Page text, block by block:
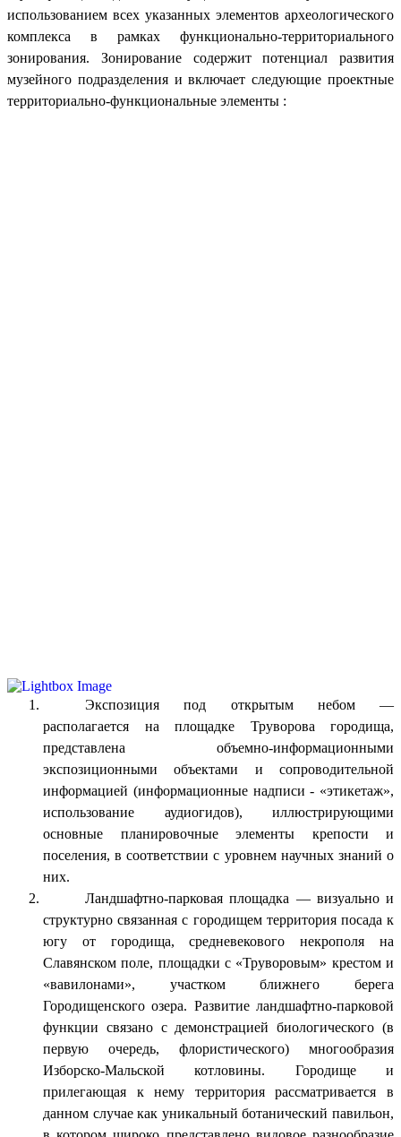
использованием всех указанных элементов археологического
комплекса в рамках функционально-территориального
зонирования. Зонирование содержит потенциал развития
музейного подразделения и включает следующие проектные
территориально-функциональные элементы :
Экспозиция под открытым небом —
располагается на площадке Труворова городища,
представлена объемно-информационными
экспозиционными объектами и сопроводительной
информацией (информационные надписи - «этикетаж»,
использование аудиогидов), иллюстрирующими
основные планировочные элементы крепости и
поселения, в соответствии с уровнем научных знаний о
них.
Ландшафтно-парковая площадка — визуально и
структурно связанная с городищем территория посада к
югу от городища, средневекового некрополя на
Славянском поле, площадки с «Труворовым» крестом и
«вавилонами», участком ближнего берега
Городищенского озера. Развитие ландшафтно-парковой
функции связано с демонстрацией биологического (в
первую очередь, флористического) многообразия
Изборско-Мальской котловины. Городище и
прилегающая к нему территория рассматривается в
данном случае как уникальный ботанический павильон,